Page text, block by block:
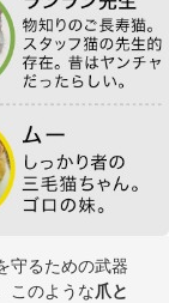
守るための武器
このような爪と